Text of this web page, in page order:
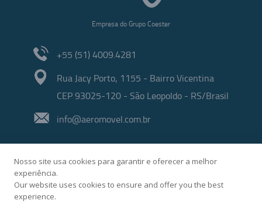
Empresa do Grupo Coester
+55 (51) 4009.4281
Rua Jacy Porto, 1155 - Bairro Vicentina
CEP 93025-120 - São Leopoldo - RS/Brasil
info@aeromovel.com.br
Nosso site usa cookies para garantir e oferecer a melhor
experiência.
Our website uses cookies to ensure and offer you the best
experience.